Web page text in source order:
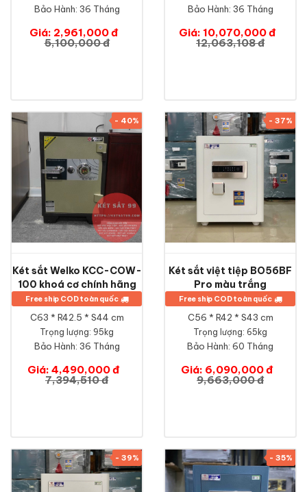
Bảo Hành: 36 Tháng
Giá: 2,961,000 đ
5,100,000 đ
Bảo Hành: 36 Tháng
Giá: 10,070,000 đ
12,063,108 đ
- 40%
Két sắt Welko KCC-COW-
100 khoá cơ chính hãng
Free ship COD toàn quốc
C63 * R42.5 * S44 cm
Trọng lượng: 95kg
Bảo Hành: 36 Tháng
Giá: 4,490,000 đ
7,394,510 đ
- 37%
Két sắt việt tiệp BO56BF
Pro màu trắng
Free ship COD toàn quốc
C56 * R42 * S43 cm
Trọng lượng: 65kg
Bảo Hành: 60 Tháng
Giá: 6,090,000 đ
9,663,000 đ
- 39% - 35%